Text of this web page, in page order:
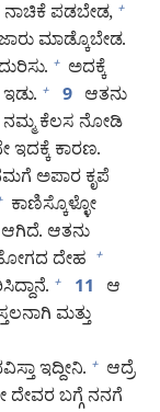
ನಾಚಿಕೆ ಪಡಬೇಡ, +
ಮಾಡ್ಕೊಬೇಡ.
+ ಅದಕ್ಕೆ
+ 9 ಆತನು
ನಮ್ಮ ಕೆಲಸ ನೋಡಿ
ಇದಕ್ಕೆ ಕಾರಣ.
ಅಪಾರ ಕೃಪೆ
ಕಾಣಿಸ್ಕೊಳ್ಳೋ
ಆತನು
ದೇಹ +
+ 11
ಆ
ಮತ್ತು
ಇದ್ದೀನಿ. + ಆದ್ರೆ
ಬಗ್ಗೆ ನನಗೆ